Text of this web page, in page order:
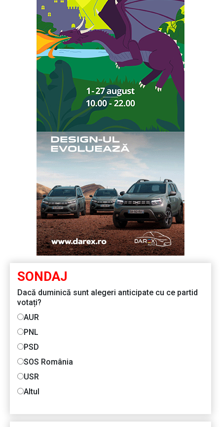
SONDAJ
Dacă duminică sunt alegeri anticipate cu ce partid
votați?
AUR
PNL
PSD
SOS România
USR
Altul